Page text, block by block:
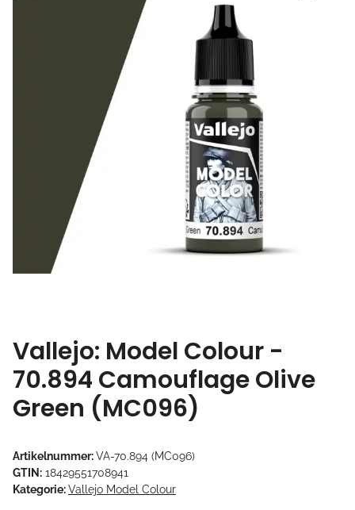
Vallejo: Model Colour -
70.894 Camouflage Olive
Green (MC096)
Artikelnummer:VA-70.894 (MC096)
GTIN: 18429551708941
Kategorie:Vallejo Model Colour